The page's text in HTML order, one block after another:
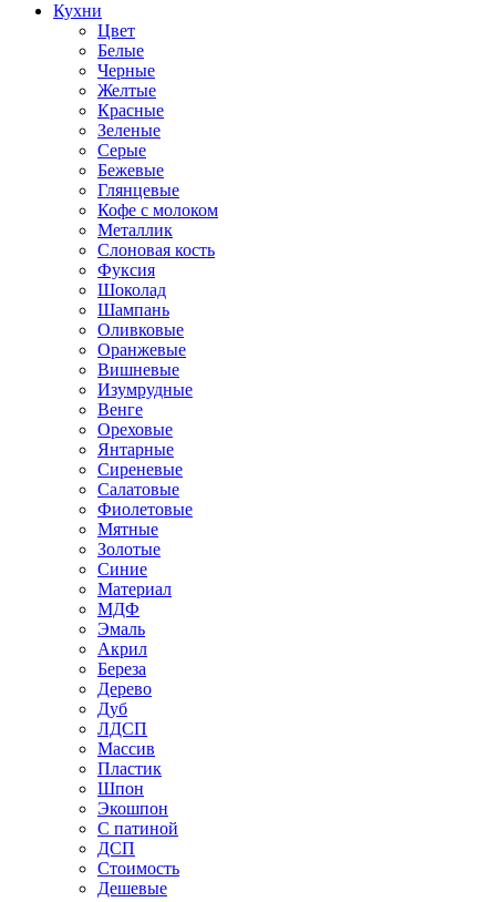
Кухни
Цвет
Белые
Черные
Желтые
Красные
Зеленые
Серые
Бежевые
Глянцевые
Кофе с молоком
Металлик
Слоновая кость
Фуксия
Шоколад
Шампань
Оливковые
Оранжевые
Вишневые
Изумрудные
Венге
Ореховые
Янтарные
Сиреневые
Салатовые
Фиолетовые
Мятные
Золотые
Синие
Материал
МДФ
Эмаль
Акрил
Береза
Дерево
Дуб
ЛДСП
Массив
Пластик
Шпон
Экошпон
С патиной
ДСП
Стоимость
Дешевые